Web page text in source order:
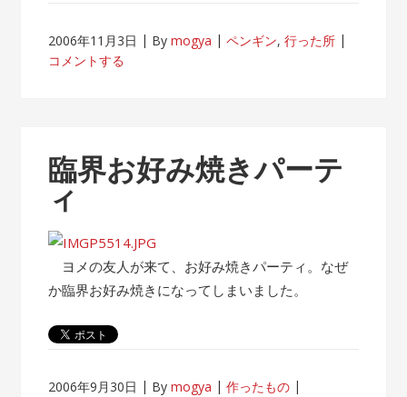
ン
南
知
ビ
チ
ン
2006年11月3日 Bymogya ペンギン,行った所
コメントする
臨界お好み焼きパーテ
ィ
ヨメの友人が来て、お好み焼きパーティ。なぜ
か臨界お好み焼きになってしまいました。
2006年9月30日 Bymogya
作ったもの